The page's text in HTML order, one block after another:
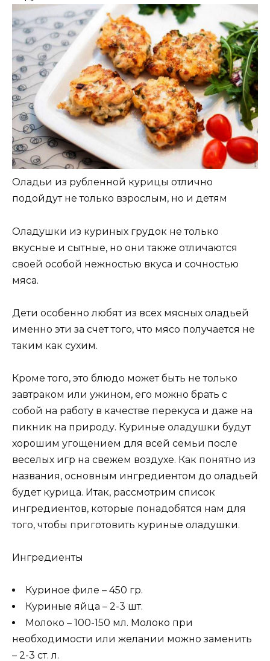
Оладьи из рубленной курицы отлично
подойдут не только взрослым, но и детям
Оладушки из куриных грудок не только
вкусные и сытные, но они также отличаются
своей особой нежностью вкуса и сочностью
мяса.
Дети особенно любят из всех мясных оладьей
именно эти за счет того, что мясо получается не
таким как сухим.
Кроме того, это блюдо может быть не только
завтраком или ужином, его можно брать с
собой на работу в качестве перекуса и даже на
пикник на природу. Куриные оладушки будут
хорошим угощением для всей семьи после
веселых игр на свежем воздухе. Как понятно из
названия, основным ингредиентом до оладьей
будет курица. Итак, рассмотрим список
ингредиентов, которые понадобятся нам для
того, чтобы приготовить куриные оладушки.
Ингредиенты
Куриное филе – 450 гр.
Куриные яйца – 2-3 шт.
Молоко – 100-150 мл. Молоко при
необходимости или желании можно заменить
– 2-3 ст. л.